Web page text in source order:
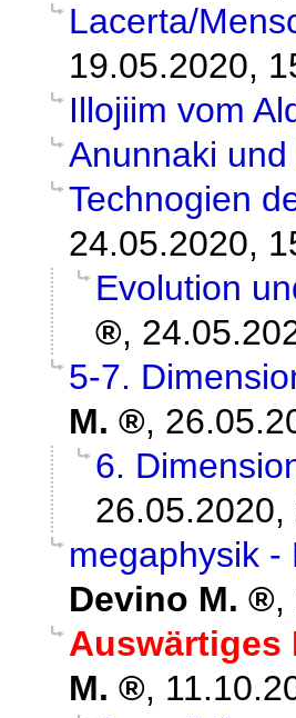
Lacerta/
19.05.2020,
Illojiim vom
Anunnaki und
Technogien
24.05.2020,
Evolution
,
5-7.
M.
,
6.
26.05.2020,
megaphysik -
Devino M.
,
Auswärtiges
M.
,